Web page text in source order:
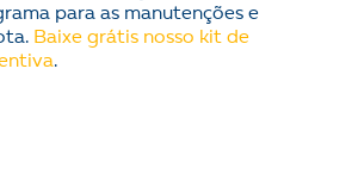
para as manutenções e
Baixe grátis nosso kit de
.